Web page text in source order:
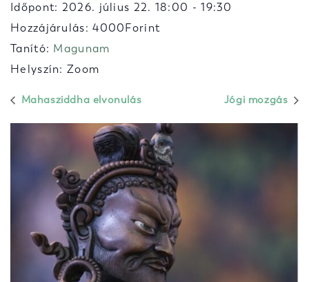
Időpont: 2026. július 22. 18:00 -19:30
Hozzájárulás: 4000Forint
Tanító: Magunam
Helyszín: Zoom
Mahasziddha elvonulás Jógi mozgás